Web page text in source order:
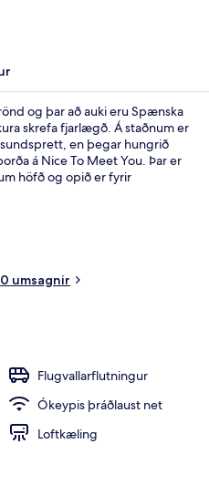
og þar að auki eru Spænska
skrefa fjarlægð. Á staðnum er
en þegar hungrið
á Nice To Meet You. Þar er
höfð og opið er fyrir
meðal annarra þæginda á
starfsfólk og góð
að mati
Gististaðurinn er stutt frá
lestarstöðin er í nokkurra
umsagnir
Flugvallarflutningur
Ókeypis þráðlaust net
Loftkæling